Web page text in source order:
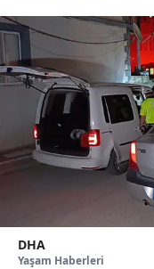
DHA
Yaşam Haberleri